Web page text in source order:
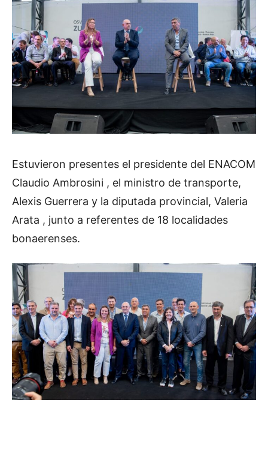
Estuvieron presentes el presidente del ENACOM
Claudio Ambrosini , el ministro de transporte,
Alexis Guerrera y la diputada provincial, Valeria
Arata , junto a referentes de 18 localidades
bonaerenses.